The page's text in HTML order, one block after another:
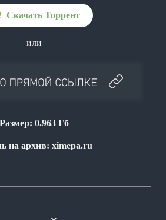
или
Размер: 0.963 Гб
на архив: ximepa.ru